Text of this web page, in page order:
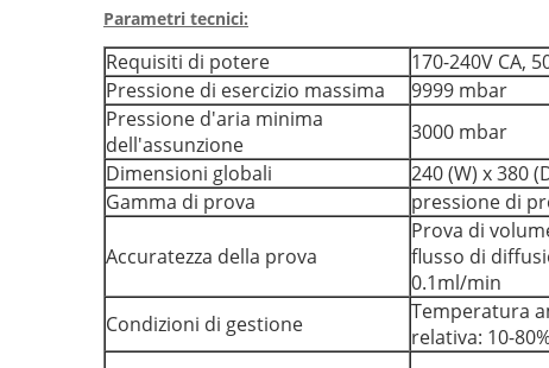
Parametri tecnici:
Requisiti di potere
170-240V CA,
Pressione di esercizio massima
9999 mbar
Pressione d'aria minima
dell'assunzione
3000 mbar
Dimensioni globali
240 (W) x 380
Gamma di prova
pressione di
Accuratezza della prova
Prova di
flusso di
0.1ml/min
Condizioni di gestione
Temperatura
relativa: 10-